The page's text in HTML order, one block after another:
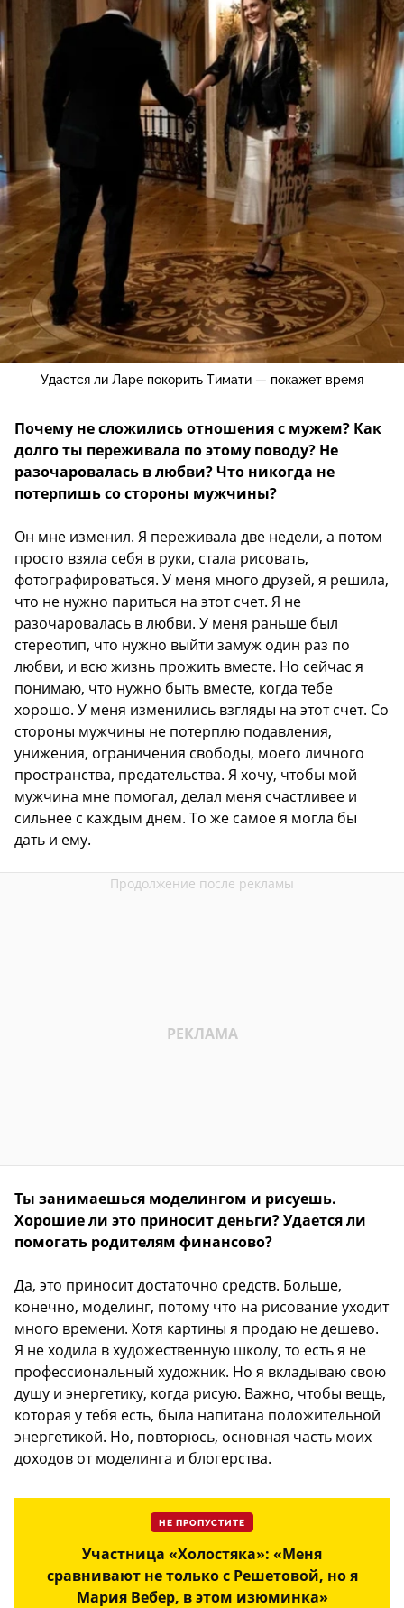
Удастся ли Ларе покорить Тимати — покажет время
Почему не сложились отношения с мужем? Как
долго ты переживала по этому поводу? Не
разочаровалась в любви? Что никогда не
потерпишь со стороны мужчины?
Он мне изменил. Я переживала две недели, а потом
просто взяла себя в руки, стала рисовать,
фотографироваться. У меня много друзей, я решила,
что не нужно париться на этот счет. Я не
разочаровалась в любви. У меня раньше был
стереотип, что нужно выйти замуж один раз по
любви, и всю жизнь прожить вместе. Но сейчас я
понимаю, что нужно быть вместе, когда тебе
хорошо. У меня изменились взгляды на этот счет. Со
стороны мужчины не потерплю подавления,
унижения, ограничения свободы, моего личного
пространства, предательства. Я хочу, чтобы мой
мужчина мне помогал, делал меня счастливее и
сильнее с каждым днем. То же самое я могла бы
дать и ему.
Ты занимаешься моделингом и рисуешь.
Хорошие ли это приносит деньги? Удается ли
помогать родителям финансово?
Да, это приносит достаточно средств. Больше,
конечно, моделинг, потому что на рисование уходит
много времени. Хотя картины я продаю не дешево.
Я не ходила в художественную школу, то есть я не
профессиональный художник. Но я вкладываю свою
душу и энергетику, когда рисую. Важно, чтобы вещь,
которая у тебя есть, была напитана положительной
энергетикой. Но, повторюсь, основная часть моих
доходов от моделинга и блогерства.
НЕ ПРОПУСТИТЕ
Участница «Холостяка»: «Меня
сравнивают не только с Решетовой, но я
Мария Вебер, в этом изюминка»